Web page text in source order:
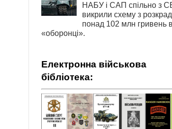
НАБУ і САП спільно з
викрили схему з
понад 102 млн гривень в
«оборонці».
Електронна військова
бібліотека: